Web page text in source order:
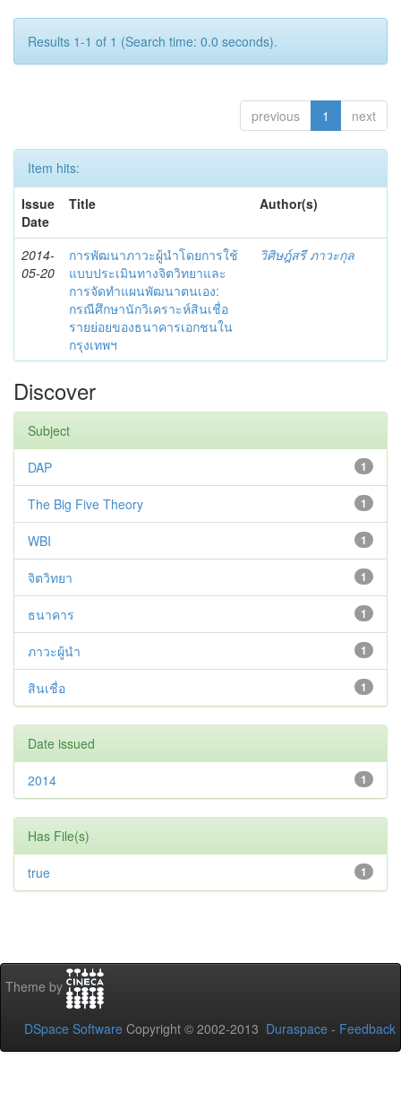
Results 1-1 of 1 (Search time: 0.0 seconds).
previous 1 next
Item hits:
Issue
Date
Title Author(s)
2014-
05-20
การพัฒนาภาวะผู้นำโดยการใช้
แบบประเมินทางจิตวิทยาและ
การจัดทำแผนพัฒนาตนเอง:
กรณีศึกษานักวิเคราะห์สินเชื่อ
รายย่อยของธนาคารเอกชนใน
กรุงเทพฯ
วิศิษฎ์สรี ภาวะกุล
Discover
Subject
1
DAP
1
The Big Five Theory
1
WBI
1
จิตวิทยา
1
ธนาคาร
1
ภาวะผู้นำ
1
สินเชื่อ
Date issued
1
2014
Has File(s)
1
true
Theme by
DSpace Software Copyright © 2002-2013 Duraspace - Feedback